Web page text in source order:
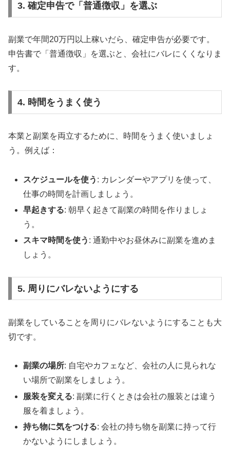
3. 確定申告で「普通徴収」を選ぶ
副業で年間20万円以上稼いだら、確定申告が必要です。
申告書で「普通徴収」を選ぶと、会社にバレにくくなりま
す。
4. 時間をうまく使う
本業と副業を両立するために、時間をうまく使いましょ
う。例えば：
スケジュールを使う : カレンダーやアプリを使って、
仕事の時間を計画しましょう。
早起きする: 朝早く起きて副業の時間を作りましょ
う。
スキマ時間を使う : 通勤中やお昼休みに副業を進めま
しょう。
5. 周りにバレないようにする
副業をしていることを周りにバレないようにすることも大
切です。
副業の場所: 自宅やカフェなど、会社の人に見られな
い場所で副業をしましょう。
服装を変える: 副業に行くときは会社の服装とは違う
服を着ましょう。
持ち物に気をつける: 会社の持ち物を副業に持って行
かないようにしましょう。